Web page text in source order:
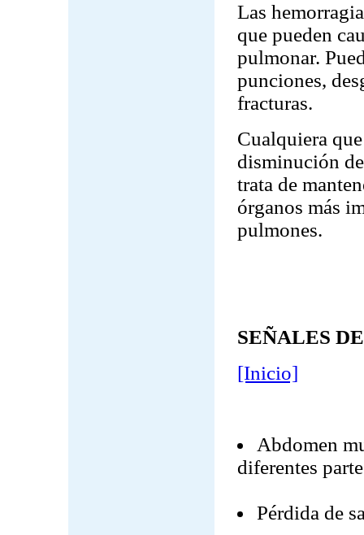
Las
que pueden
pulmonar.
punciones,
fracturas.
Cualquiera
disminución
trata de
órganos más
pulmones.
SEÑALES
[Inicio]
Abdomen
diferentes
Pérdida de